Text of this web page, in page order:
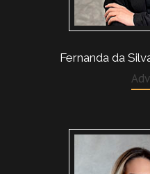
Fernanda da